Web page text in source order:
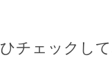
チェックし